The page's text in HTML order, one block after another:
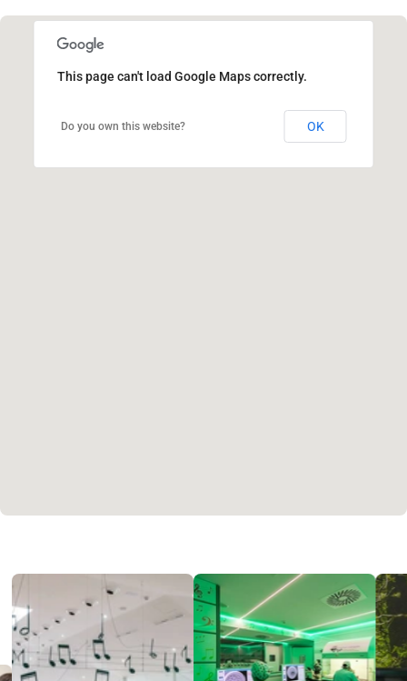
This page can't load Google Maps correctly.
Do you own this website? OK